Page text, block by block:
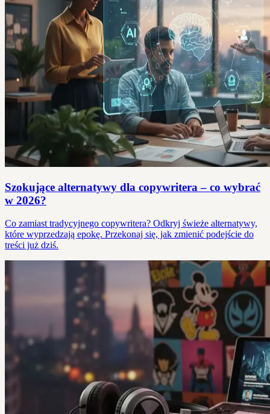
Szokujące alternatywy dla copywritera – co wybrać
w 2026?
Co zamiast tradycyjnego copywritera? Odkryj świeże alternatywy,
które wyprzedzają epokę. Przekonaj się, jak zmienić podejście do
treści już dziś.